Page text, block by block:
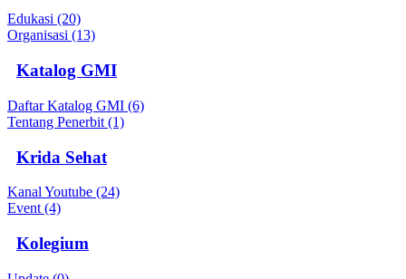
Edukasi (20)
Organisasi (13)
Katalog GMI
Daftar Katalog GMI (6)
Tentang Penerbit (1)
Krida Sehat
Kanal Youtube (24)
Event (4)
Kolegium